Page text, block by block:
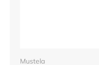
Mustela